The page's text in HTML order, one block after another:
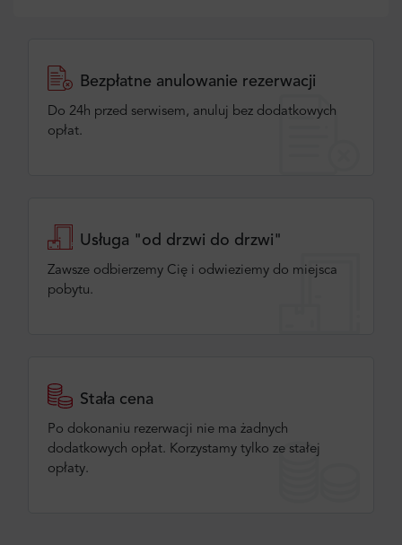
Bezpłatne anulowanie rezerwacji
Do 24h przed serwisem, anuluj bez dodatkowych
opłat.
Usługa "od drzwi do drzwi"
Zawsze odbierzemy Cię i odwieziemy do miejsca
pobytu.
Stała cena
Po dokonaniu rezerwacji nie ma żadnych
dodatkowych opłat. Korzystamy tylko ze stałej
opłaty.